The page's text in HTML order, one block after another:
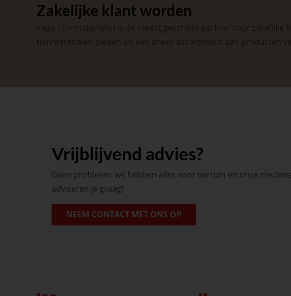
Zakelijke klant worden
Vego Tuinmaterialen is de meest geschikte partner voor
tuinmaterialen bieden wij een breed assortiment aan producten
Vrijblijvend advies?
Geen probleem, wij hebben alles voor uw tuin en onze
adviseren je graag!
NEEM CONTACT MET ONS OP